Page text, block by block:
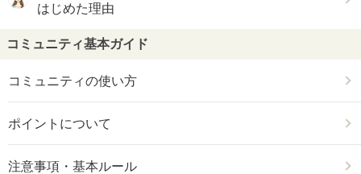
はじめた理由
コミュニティ基本ガイド
コミュニティの使い方
ポイントについて
注意事項・基本ルール